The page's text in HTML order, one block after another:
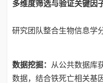
多维度筛选与验证关键因
研究团队整合生物信息学
数据挖掘：
从公共数据库
数据，结合铁死亡相关基